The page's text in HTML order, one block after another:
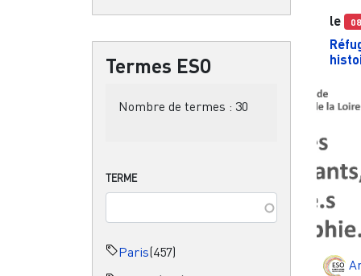
Termes ESO
Nombre de termes : 30
TERME
Paris(457)
le